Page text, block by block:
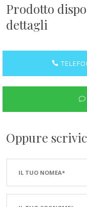
Prodotto
dettagli
Oppure